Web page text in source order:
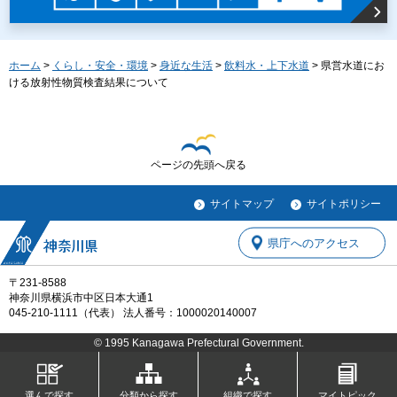
ホーム > くらし・安全・環境 > 身近な生活 > 飲料水・上下水道 > 県営水道にお
ける放射性物質検査結果について
ページの先頭へ戻る
サイトマップ サイトポリシー
〒231-8588
神奈川県横浜市中区日本大通1
045-210-1111（代表） 法人番号：1000020140007
県庁へのアクセス
© 1995 Kanagawa Prefectural Government.